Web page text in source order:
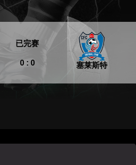
0 : 0
已完赛
塞莱斯特